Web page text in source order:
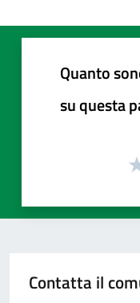
Quanto
su questa
Contatta il